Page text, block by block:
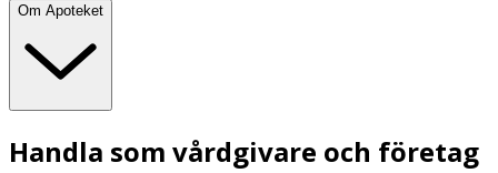
Om Apoteket
Handla som vårdgivare och företag